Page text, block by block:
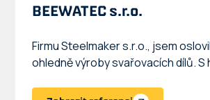
BEEWATEC s.r.o.
Firmu Steelmaker s.r.o., jsem
ohledně výroby svařovacích dílů. S
spokojení. Firmu můžeme doporučit.